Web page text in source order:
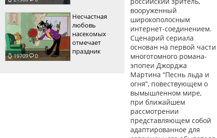
19709 0
Несчастная
любовь
насекомых
отмечает
праздник
вооруженный
широкополосным
интернет-соединением.
Сценарий сериала
основан на первой части
многотомного романа-
эпопеи Джорджа
Мартина “Песнь льда и
огня”, повествующем о
вымышленном мире,
при ближайшем
рассмотрении
представляющем собой
адаптированное для